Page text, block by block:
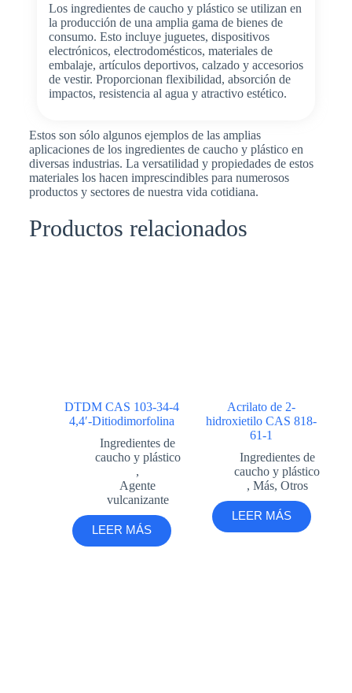
Los ingredientes de caucho y plástico se utilizan en
la producción de una amplia gama de bienes de
consumo. Esto incluye juguetes, dispositivos
electrónicos, electrodomésticos, materiales de
embalaje, artículos deportivos, calzado y accesorios
de vestir. Proporcionan flexibilidad, absorción de
impactos, resistencia al agua y atractivo estético.
Estos son sólo algunos ejemplos de las amplias
aplicaciones de los ingredientes de caucho y plástico en
diversas industrias. La versatilidad y propiedades de estos
materiales los hacen imprescindibles para numerosos
productos y sectores de nuestra vida cotidiana.
Productos relacionados
DTDM CAS 103-34-4
4,4′-Ditiodimorfolina
Ingredientes de
caucho y plástico
,
Agente
vulcanizante
LEER MÁS
Acrilato de 2-
hidroxietilo CAS 818-
61-1
Ingredientes de
caucho y plástico
, Más, Otros
LEER MÁS